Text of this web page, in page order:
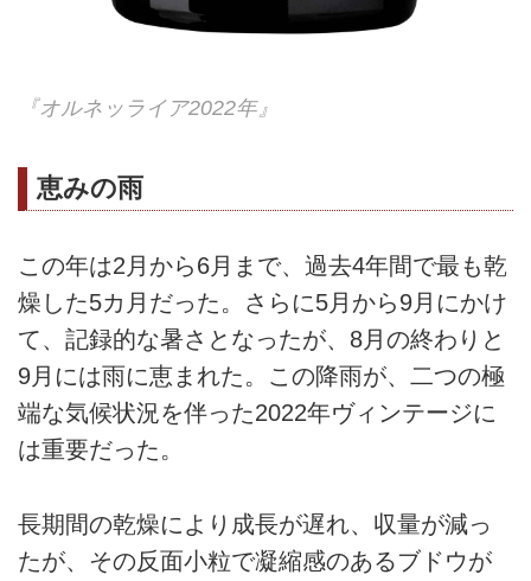
『オルネッライア2022年』
恵みの雨
この年は2月から6月まで、過去4年間で最も乾
燥した5カ月だった。さらに5月から9月にかけ
て、記録的な暑さとなったが、8月の終わりと
9月には雨に恵まれた。この降雨が、二つの極
端な気候状況を伴った2022年ヴィンテージに
は重要だった。
長期間の乾燥により成長が遅れ、収量が減っ
たが、その反面小粒で凝縮感のあるブドウが